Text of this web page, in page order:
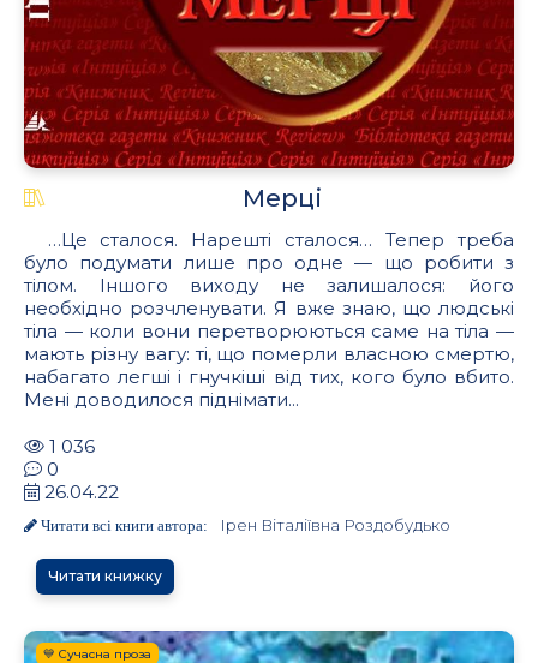
Мерці
…Це сталося. Нарешті сталося… Тепер треба
було подумати лише про одне — що робити з
тілом. Іншого виходу не залишалося: його
необхідно розчленувати. Я вже знаю, що людські
тіла — коли вони перетворюються саме на тіла —
мають різну вагу: ті, що померли власною смертю,
набагато легші і гнучкіші від тих, кого було вбито.
Мені доводилося піднімати...
1 036
0
26.04.22
Читати всі книги автора: Ірен Віталіївна Роздобудько
Читати книжку
💙 Сучасна проза